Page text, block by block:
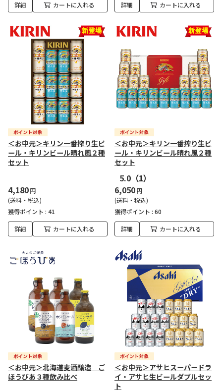
詳細 カートに入れる 詳細 カートに入れる
＜お中元＞キリン一番搾り生ビ
ール・キリンビール晴れ風２種
セット
4,180円
(送料・税込)
獲得ポイント : 41
詳細 カートに入れる
＜お中元＞キリン一番搾り生ビ
ール・キリンビール晴れ風２種
セット
5.0 （1）
6,050円
(送料・税込)
獲得ポイント : 60
詳細 カートに入れる
＜お中元＞北海道麦酒醸造 ご
ほうびあ３種飲み比べ
＜お中元＞アサヒスーパードラ
イ・アサヒ生ビールダブルセッ
ト